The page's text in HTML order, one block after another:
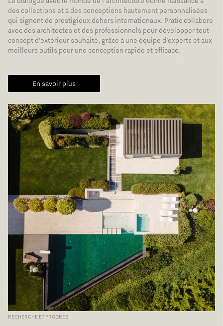
des collections et à des conceptions hautement personnalisées
qui signent de prestigieux dehors internationaux. Pratic collabore
avec des architectes et des professionnels pour développer tout
concept d’extérieur souhaité, grâce à une équipe d’experts et aux
meilleurs outils pour une conception rapide et efficace.
En savoir plus
RECHERCHE ET PROGRÈS